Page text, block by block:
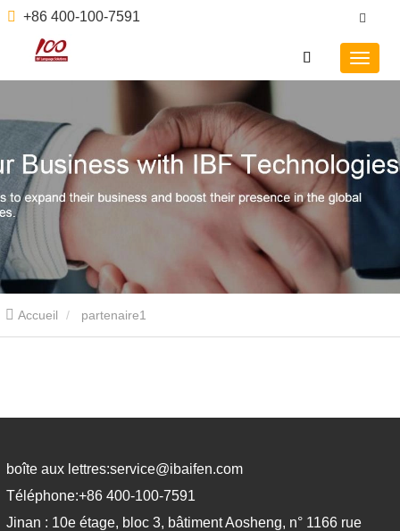
+86 400-100-7591
Accueil partenaire1
boîte aux lettres:service@ibaifen.com
Téléphone:+86 400-100-7591
Jinan : 10e étage, bloc 3, bâtiment Aosheng, n° 1166 rue